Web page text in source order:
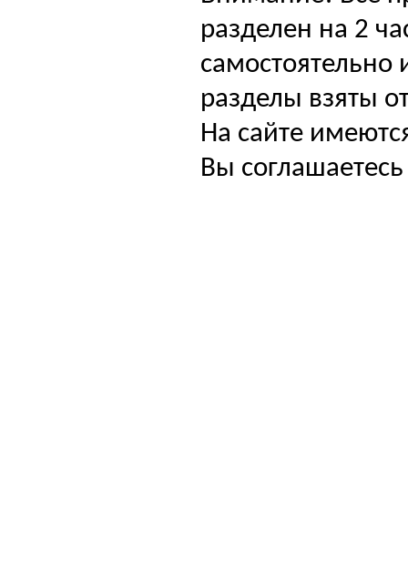
разделен на 2
самостоятельно
разделы взяты
На сайте
Вы